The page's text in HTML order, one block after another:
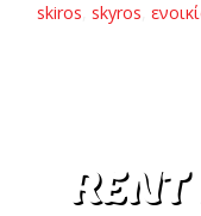
skiros skyros